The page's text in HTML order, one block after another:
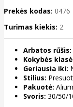
Prekės kodas: 0476
Turimas kiekis: 2
Arbatos rūšis:
Kokybės klasė
Geriausia iki:
Stilius:
Pakuotė:
Svoris: 30/50/